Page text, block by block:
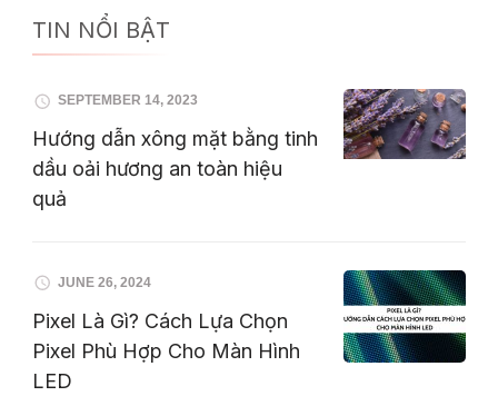
TIN NỔI BẬT
SEPTEMBER 14, 2023
Hướng dẫn xông mặt bằng tinh
dầu oải hương an toàn hiệu
quả
JUNE 26, 2024
Pixel Là Gì? Cách Lựa Chọn
Pixel Phù Hợp Cho Màn Hình
LED